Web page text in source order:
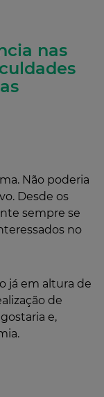
nas
Não poderia
Desde os
sempre se
no
já em altura de
de
e,